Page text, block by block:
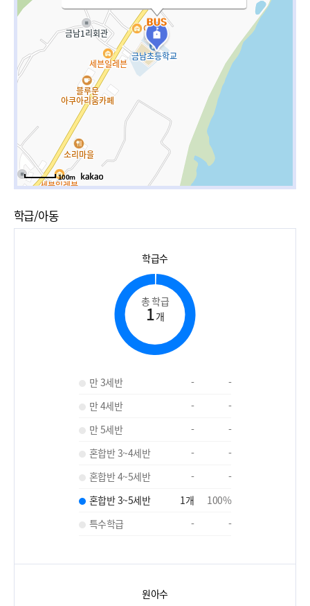
100m
학급/아동
학급수
총 학급
1개
만 3세반 -
-
만 4세반
-
-
만 5세반
-
-
혼합반 3~4세반
-
-
혼합반 4~5세반
-
-
혼합반 3~5세반
1개 100%
특수학급
- -
원아수